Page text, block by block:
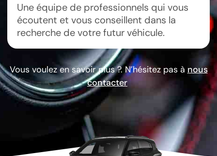
Une équipe de professionnels qui vous
écoutent et vous conseillent dans la
recherche de votre futur véhicule.
Vous voulez en savoir plus ?. N’hésitez pas à nous
contacter